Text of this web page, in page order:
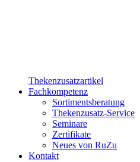
Thekenzusatzartikel
Fachkompetenz
Sortimentsberatung
Thekenzusatz-Service
Seminare
Zertifikate
Neues von RuZu
Kontakt